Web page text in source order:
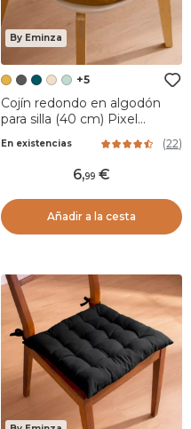
By Eminza
+5
Cojín redondo en algodón
para silla (40 cm) Pixel
En existencias (22)
6,99
Añadir a la cesta